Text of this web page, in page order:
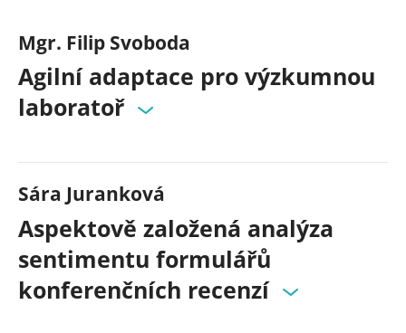
Mgr. Filip Svoboda
Agilní adaptace pro výzkumnou
laboratoř
Sára Juranková
Aspektově založená analýza
sentimentu formulářů
konferenčních recenzí